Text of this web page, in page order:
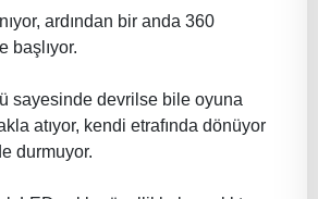
ardından bir anda 360
başlıyor.
sayesinde devrilse bile oyuna
atıyor, kendi etrafında dönüyor
durmuyor.